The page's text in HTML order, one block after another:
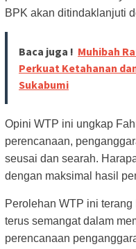
BPK akan ditindaklanjuti
Baca juga ! Muhibah
Perkuat Ketahanan
Sukabumi
Opini WTP ini ungkap
perencanaan,
seusai dan searah.
dengan maksimal hasil
Perolehan WTP ini
terus semangat dalam
perencanaan